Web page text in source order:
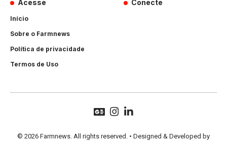
Acesse
Início
Sobre o Farmnews
Política de privacidade
Termos de Uso
Conecte
© 2026 Farmnews. All rights reserved. • Designed & Developed by